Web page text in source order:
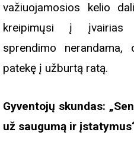
važiuojamosios kelio
kreipimųsi į įvairias
sprendimo
patekę į užburtą ratą.
Gyventojų skundas:
už saugumą ir